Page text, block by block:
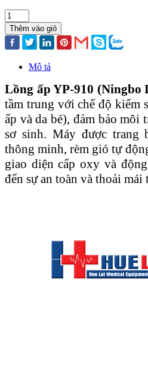
Thêm vào giỏ
Mô tả
Lồng ấp YP-910 (Ningbo
tầm trung với chế độ kiểm
ấp và da bé), đảm bảo
sơ sinh. Máy được trang
thông minh, rèm gió tự
giao diện cấp oxy và
đến sự an toàn và thoải mái